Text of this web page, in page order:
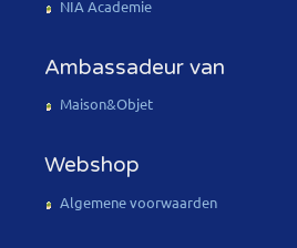
NIA Academie
Ambassadeur van
Maison&Objet
Webshop
Algemene voorwaarden